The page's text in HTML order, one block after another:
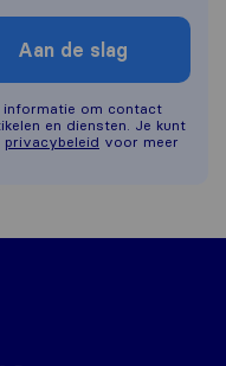
Aan de slag
om contact
en diensten. Je kunt
privacybeleid voor meer